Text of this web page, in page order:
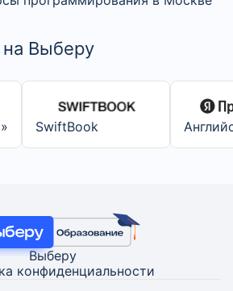
Выберу
SwiftBook
Выберу
конфиденциальности